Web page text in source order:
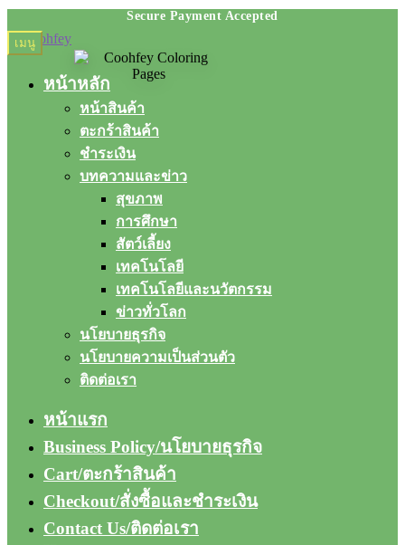
Skip
to
Skip
to
เมนู
หน้าหลัก
หน้าสินค้า
ตะกร้าสินค้า
ชำระเงิน
บทความและข่าว
สุขภาพ
การศึกษา
สัตว์เลี้ยง
เทคโนโลยี
เทคโนโลยีและนวัตกรรม
ข่าวทั่วโลก
นโยบายธุรกิจ
นโยบายความเป็นส่วนตัว
ติดต่อเรา
หน้าแรก
Business Policy/นโยบายธุรกิจ
Cart/ตะกร้าสินค้า
Checkout/สั่งซื้อและชำระเงิน
Contact Us/ติดต่อเรา